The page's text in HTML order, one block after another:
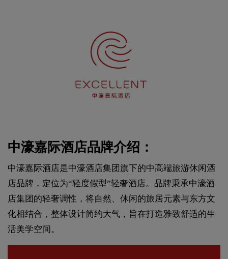
中濠嘉际酒店品牌介绍：
中濠嘉际酒店是中濠酒店集团旗下的中高端旅游休闲酒
店品牌，定位为“轻度假型”轻奢酒店。品牌秉承中濠酒
店集团的轻奢调性，将自然、休闲的旅居元素与东方文
化相结合，整体设计简约大气，旨在打造雅致舒适的生
活美学空间。